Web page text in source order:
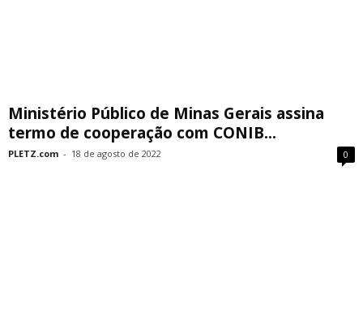
Ministério Público de Minas Gerais assina
termo de cooperação com CONIB...
PLETZ.com - 18 de agosto de 2022 0